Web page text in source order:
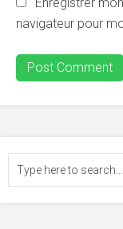
navigateur pour